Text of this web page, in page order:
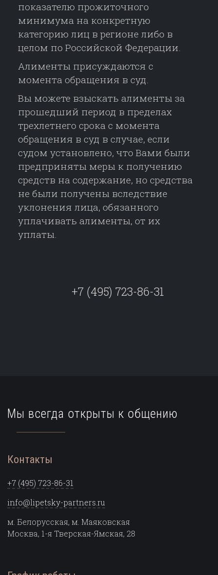
показателю прожиточного
минимума на конкретную
категорию лиц в регионе либо в
целом по Российской Федерации.
Алименты присуждаются с
момента обращения в суд.
Вы можете взыскать алименты за
прошедший период в пределах
трехлетнего срока с момента
обращения в суд в случае, если
судом установлено, что Вами были
предприняты меры к получению
средств на содержание, но средства
не были получены вследствие
уклонения лица, обязанного
уплачивать алименты, от их
уплаты.
+7 (495) 723-86-31
Мы всегда открыты к общению
Контакты
+7 (495) 723-86-31
info@lipetsky-partners.ru
м. Белорусская, м. Маяковская
Москва, 1-я Тверская-Ямская, 28